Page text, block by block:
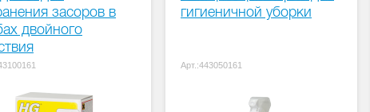
засоров в
двойного
гигиеничной уборки
Арт.:443050161